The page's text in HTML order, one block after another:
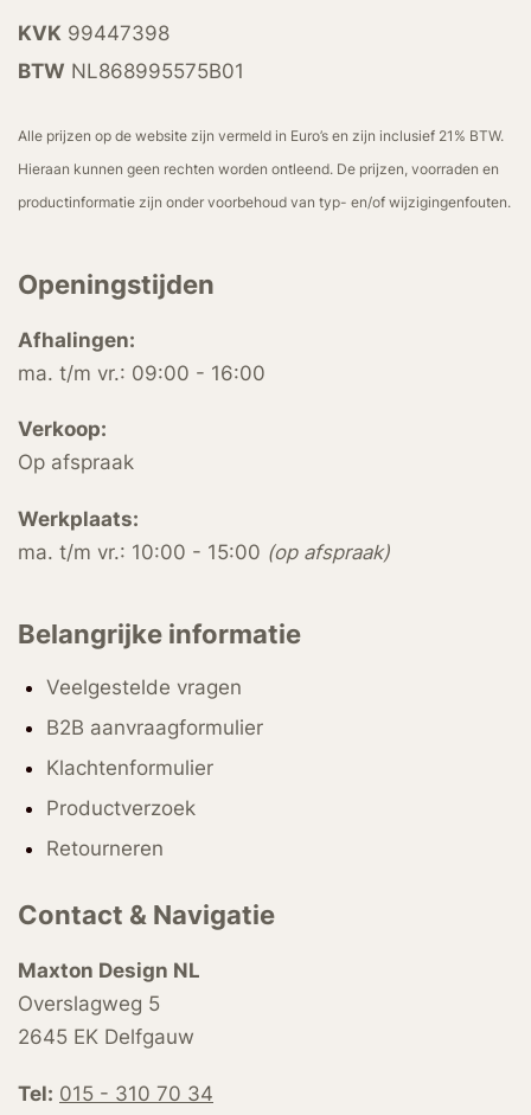
KVK 99447398
BTW NL868995575B01
Alle prijzen op de website zijn vermeld in Euro’s en zijn inclusief 21% BTW.
Hieraan kunnen geen rechten worden ontleend. De prijzen, voorraden en
productinformatie zijn onder voorbehoud van typ- en/of wijzigingenfouten.
Openingstijden
Afhalingen:
ma. t/m vr.: 09:00 - 16:00
Verkoop:
Op afspraak
Werkplaats:
ma. t/m vr.: 10:00 - 15:00 (op afspraak)
Belangrijke informatie
Veelgestelde vragen
B2B aanvraagformulier
Klachtenformulier
Productverzoek
Retourneren
Contact & Navigatie
Maxton Design NL
Overslagweg 5
2645 EK Delfgauw
Tel: 015 - 310 70 34